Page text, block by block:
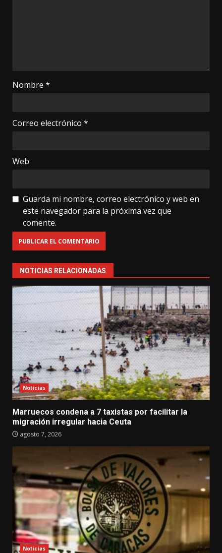
Nombre *
Correo electrónico *
Web
Guarda mi nombre, correo electrónico y web en
este navegador para la próxima vez que
comente.
NOTICIAS RELACIONADAS
Noticias
Marruecos condena a 7 taxistas por facilitar la
migración irregular hacia Ceuta
agosto 7, 2026
Noticias